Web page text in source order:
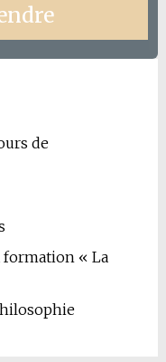
de
formation « La